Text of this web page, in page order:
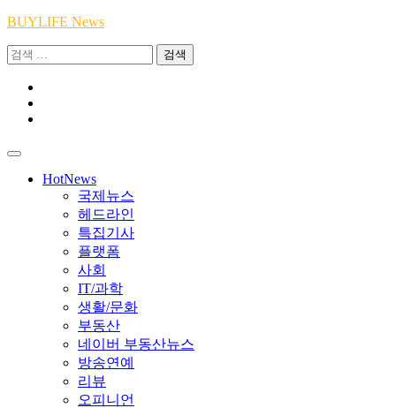
Skip
content
BUYLIFE News
검
HotNews
국제뉴스
헤드라인
특집기사
플랫폼
사회
IT/과학
생활/문화
부동산
네이버 부동산뉴스
방송연예
리뷰
오피니언